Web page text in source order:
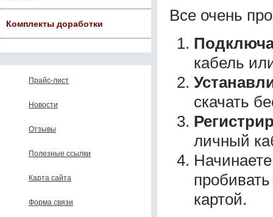
Комплекты доработки
Прайс-лист
Новости
Отзывы
Полезные ссылки
Карта сайта
Форма связи
Все очень
кабель
скачать
личный
картой.